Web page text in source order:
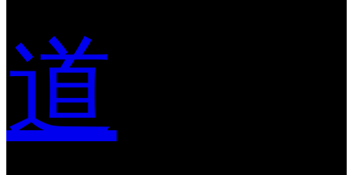
道